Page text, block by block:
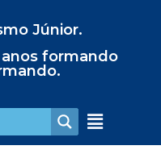
Júnior.
anos formando